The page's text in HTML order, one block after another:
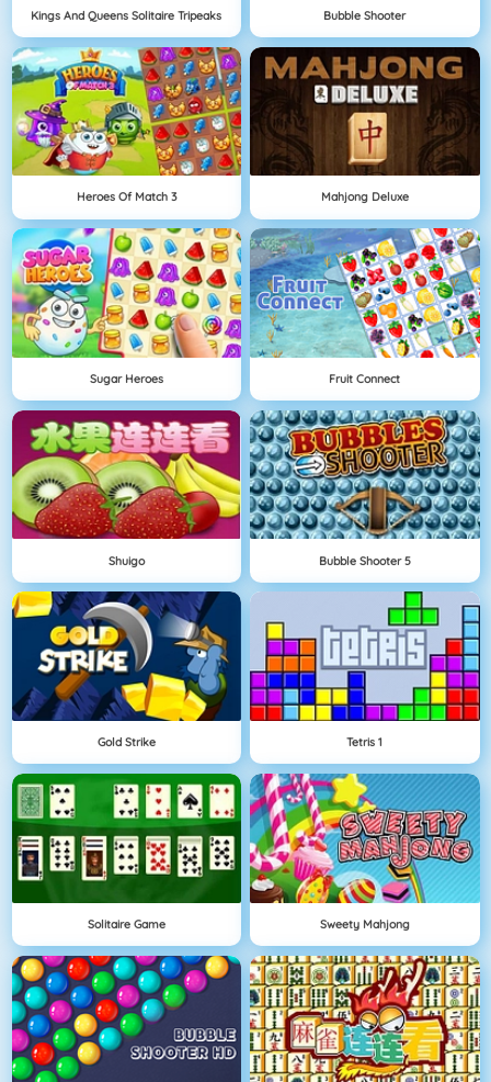
Kings And Queens Solitaire Tripeaks Bubble Shooter
Heroes Of Match 3 Mahjong Deluxe
Sugar Heroes Fruit Connect
Shuigo Bubble Shooter 5
Gold Strike Tetris 1
Solitaire Game Sweety Mahjong